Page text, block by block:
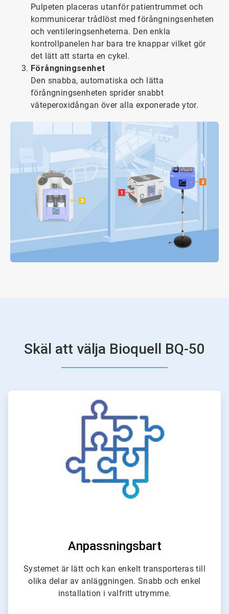
Pulpeten placeras utanför patientrummet och
kommunicerar trådlöst med förångningsenheten
och ventileringsenheterna. Den enkla
kontrollpanelen har bara tre knappar vilket gör
det lätt att starta en cykel.
Förångningsenhet
Den snabba, automatiska och lätta
förångningsenheten sprider snabbt
väteperoxidångan över alla exponerade ytor.
Skäl att välja Bioquell BQ-50
för
Anpassningsbart
Systemet är lätt och kan enkelt transporteras till
olika delar av anläggningen. Snabb och enkel
installation i valfritt utrymme.